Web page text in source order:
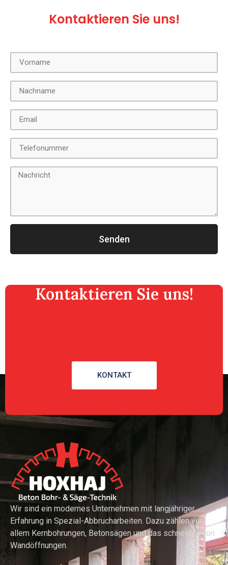
Kontaktieren Sie uns!
Senden
Kontaktieren Sie uns!
KONTAKT
Wir sind ein modernes Unternehmen mit langjähriger
Erfahrung in Spezial-Abbrucharbeiten. Dazu zählen vor
allem Kernbohrungen, Betonsägen und das schneiden von
Wandöffnungen.